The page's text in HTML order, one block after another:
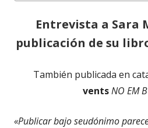
Entrevista a Sara
publicación de su
También publicada en
vents NO EM
«Publicar bajo seudónimo